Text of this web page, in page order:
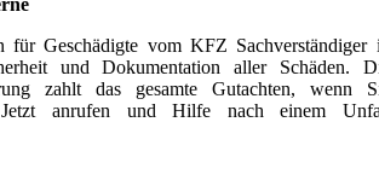
für Geschädigte vom KFZ Sachverständiger
und Dokumentation aller Schäden.
zahlt das gesamte Gutachten, wenn
Jetzt anrufen und Hilfe nach einem